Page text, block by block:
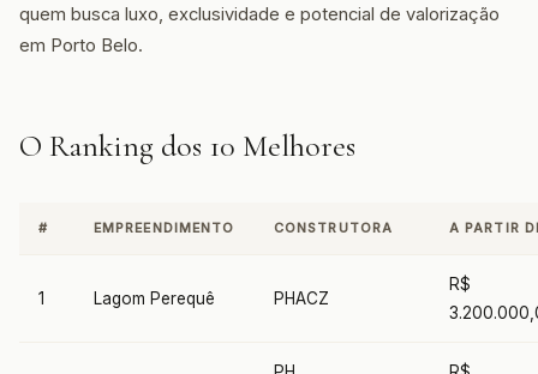
quem busca luxo, exclusividade e potencial de valorização
em Porto Belo.
O Ranking dos 10 Melhores
# EMPREENDIMENTO CONSTRUTORA A PARTIR
1 Lagom Perequê PHACZ
R$